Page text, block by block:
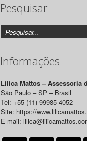
Pesquisar
Informações
Lilica Mattos – Assessoria
São Paulo – SP – Brasil
Tel: +55 (11) 99985-4052
Site: https://
E-mail: